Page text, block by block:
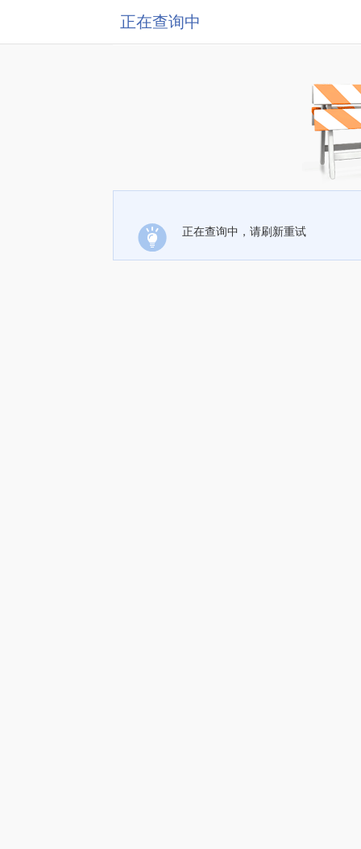
正在查询中
正在查询中，请刷新重试